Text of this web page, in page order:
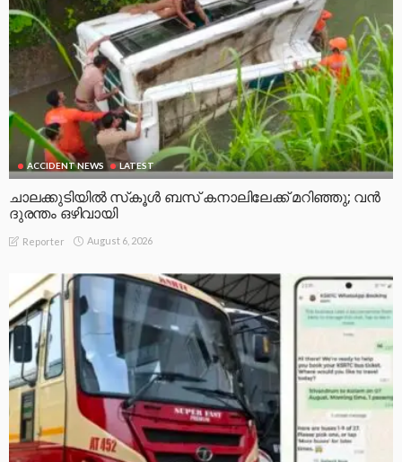
ACCIDENT NEWS LATEST
ചാലക്കുടിയിൽ സ്‌കൂൾ ബസ് കനാലിലേക്ക് മറിഞ്ഞു; വൻ
ദുരന്തം ഒഴിവായി
Reporter August 6, 2026